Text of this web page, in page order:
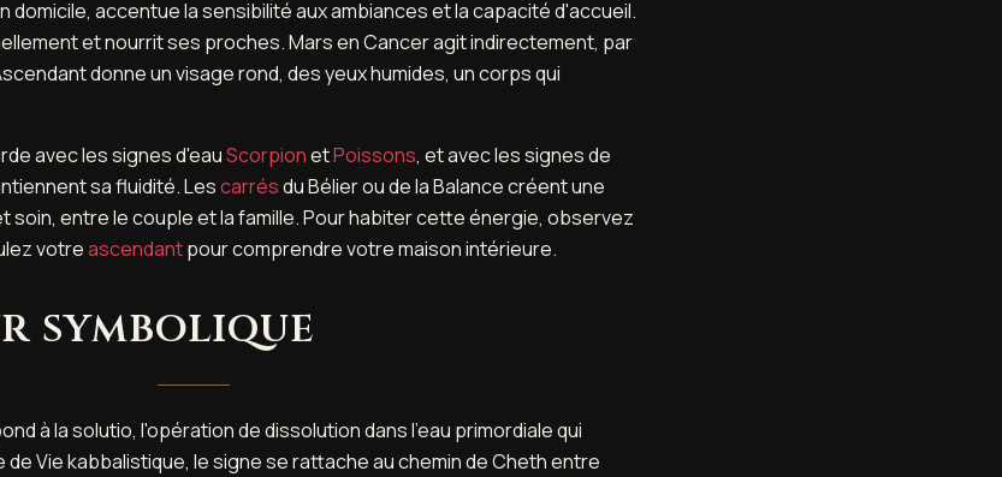
domicile, accentue la sensibilité aux ambiances et la capacité d'accueil.
et nourrit ses proches. Mars en Cancer agit indirectement, par
donne un visage rond, des yeux humides, un corps qui
avec les signes d'eauScorpionetPoissons, et avec les signes de
sa fluidité. Lescarrésdu Bélier ou de la Balance créent une
soin, entre le couple et la famille. Pour habiter cette énergie, observez
votreascendantpour comprendre votre maison intérieure.
symbolique
à la solutio, l'opération de dissolution dans l'eau primordiale qui
de Vie kabbalistique, le signe se rattache au chemin de Cheth entre